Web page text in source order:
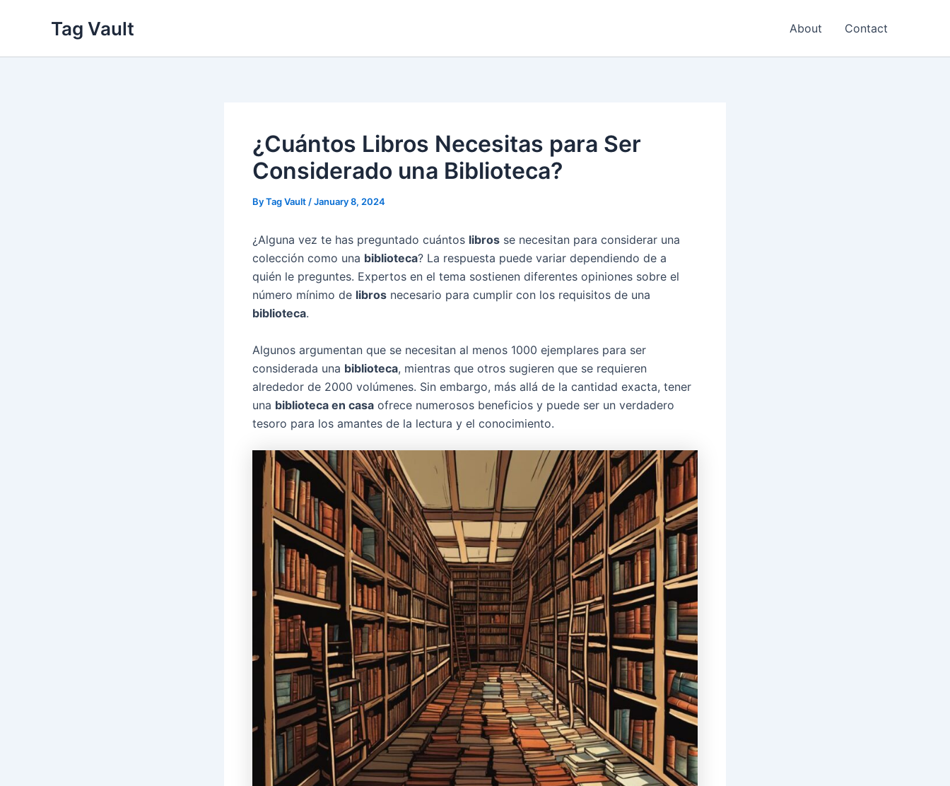
Tag Vault About Contact
¿Cuántos Libros Necesitas para Ser
Considerado una Biblioteca?
ByTag Vault /January 8, 2024
¿Alguna vez te has preguntado cuántos libros se necesitan para considerar una
colección como una biblioteca? La respuesta puede variar dependiendo de a
quién le preguntes. Expertos en el tema sostienen diferentes opiniones sobre el
número mínimo de libros necesario para cumplir con los requisitos de una
biblioteca.
Algunos argumentan que se necesitan al menos 1000 ejemplares para ser
considerada una biblioteca, mientras que otros sugieren que se requieren
alrededor de 2000 volúmenes. Sin embargo, más allá de la cantidad exacta, tener
una biblioteca en casa ofrece numerosos beneficios y puede ser un verdadero
tesoro para los amantes de la lectura y el conocimiento.